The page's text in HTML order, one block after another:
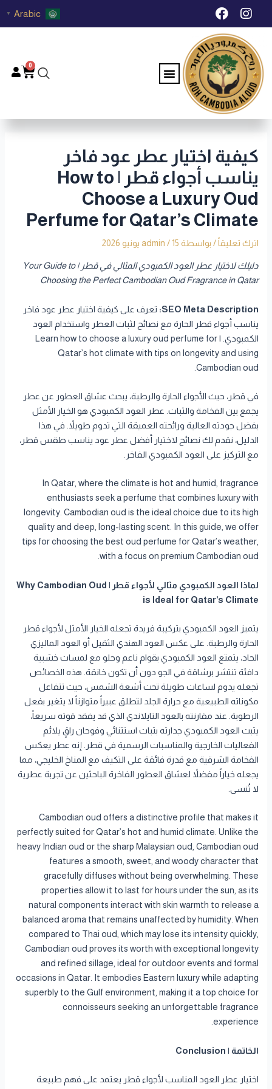
تخطي I
n
s
t
a
g
r
a
m
F
a
c
e
b
o
o
k
Arabic
▼
Menu
0
كيفية اختيار عطر عود فاخر
يناسب أجواء قطر | How to
Choose a Luxury Oud
Perfume for Qatar’s Climate
اترك تعليقاً / بواسطة admin /15 يونيو 2026
دليلك لاختيار عطر العود الكمبودي المثالي في قطر | Your Guide to
Choosing the Perfect Cambodian Oud Fragrance in Qatar
SEO Meta Description: تعرف على كيفية اختيار عطر عود فاخر
يناسب أجواء قطر الحارة مع نصائح لثبات العطر واستخدام العود
الكمبودي. | Learn how to choose a luxury oud perfume for
Qatar’s hot climate with tips on longevity and using
Cambodian oud.
في قطر، حيث الأجواء الحارة والرطبة، يبحث عشاق العطور عن عطر
يجمع بين الفخامة والثبات. عطر العود الكمبودي هو الخيار الأمثل
بفضل جودته العالية ورائحته العميقة التي تدوم طويلاً. في هذا
الدليل، نقدم لك نصائح لاختيار أفضل عطر عود يناسب طقس قطر،
مع التركيز على العود الكمبودي الفاخر.
In Qatar, where the climate is hot and humid, fragrance
enthusiasts seek a perfume that combines luxury with
longevity. Cambodian oud is the ideal choice due to its high
quality and deep, long-lasting scent. In this guide, we offer
tips for choosing the best oud perfume for Qatar’s weather,
with a focus on premium Cambodian oud.
لماذا العود الكمبودي مثالي لأجواء قطر | Why Cambodian Oud
is Ideal for Qatar’s Climate
يتميز العود الكمبودي بتركيبة فريدة تجعله الخيار الأمثل لأجواء قطر
الحارة والرطبة. على عكس العود الهندي الثقيل أو العود الماليزي
الحاد، يتمتع العود الكمبودي بقوام ناعم وحلو مع لمسات خشبية
دافئة تنتشر برشاقة في الجو دون أن تكون خانقة. هذه الخصائص
تجعله يدوم لساعات طويلة تحت أشعة الشمس، حيث تتفاعل
مكوناته الطبيعية مع حرارة الجلد لتطلق عبيراً متوازناً لا يتغير بفعل
الرطوبة. عند مقارنته بالعود التايلاندي الذي قد يفقد قوته سريعاً،
يثبت العود الكمبودي جدارته بثبات استثنائي وفوحان راقٍ يلائم
الفعاليات الخارجية والمناسبات الرسمية في قطر. إنه عطر يعكس
الفخامة الشرقية مع قدرة فائقة على التكيف مع المناخ الخليجي، مما
يجعله خياراً مفضلاً لعشاق العطور الفاخرة الباحثين عن تجربة عطرية
لا تُنسى.
Cambodian oud offers a distinctive profile that makes it
perfectly suited for Qatar’s hot and humid climate. Unlike the
heavy Indian oud or the sharp Malaysian oud, Cambodian oud
features a smooth, sweet, and woody character that
gracefully diffuses without being overwhelming. These
properties allow it to last for hours under the sun, as its
natural components interact with skin warmth to release a
balanced aroma that remains unaffected by humidity. When
compared to Thai oud, which may lose its intensity quickly,
Cambodian oud proves its worth with exceptional longevity
and refined sillage, ideal for outdoor events and formal
occasions in Qatar. It embodies Eastern luxury while adapting
superbly to the Gulf environment, making it a top choice for
connoisseurs seeking an unforgettable fragrance
experience.
الخاتمة | Conclusion
اختيار عطر العود المناسب لأجواء قطر يعتمد على فهم طبيعة
Post
navigation